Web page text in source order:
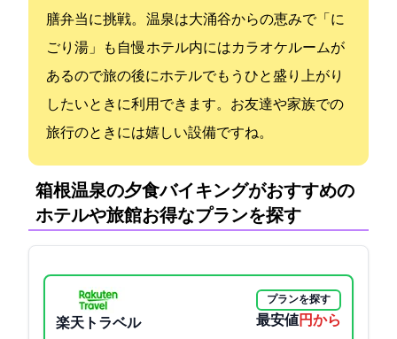
膳弁当に挑戦。 温泉は大涌谷からの恵みで「に
ごり湯」も自慢 ホテル内にはカラオケルームが
あるので旅の後にホテルでもうひと盛り上がり
したいときに利用できます。お友達や家族での
旅行のときには嬉しい設備ですね。
箱根温泉の夕食バイキングがおすすめの
ホテルや旅館:お得なプランを探す
楽天トラベル
プランを探す
最安値8100円から